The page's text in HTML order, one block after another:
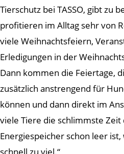
Tierschutz bei TASSO, gibt zu
profitieren im Alltag sehr von
viele Weihnachtsfeiern,
Erledigungen in der
Dann kommen die Feiertage,
zusätzlich anstrengend für
können und dann direkt im
viele Tiere die schlimmste Zeit
Energiespeicher schon leer
schnell zu viel.“